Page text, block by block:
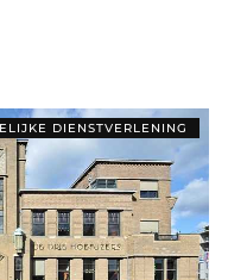
DIENSTVERLENING